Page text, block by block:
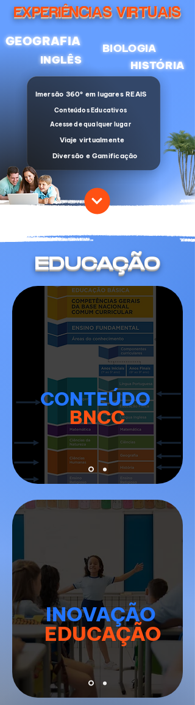
EXPERIÊNCIAS VIRTUAIS
GEOGRAFIA
BIOLOGIA
INGLÊS
Imersão 360º em lugares REAIS
Conteúdos Educativos
Acesse de qualquer lugar
Viaje virtualmente
Diversão e Gamificação
HISTÓRIA
EDUCAÇÃO
CONTEÚDO
BNCC
INOVAÇÃO
EDUCAÇÃO